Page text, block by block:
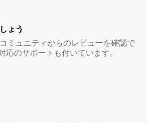
ょう
ミュニティからのレビューを確認で
応のサポートも付いています。